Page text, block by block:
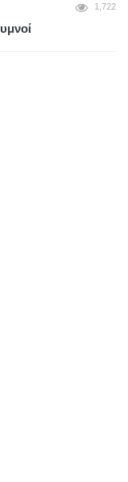
1,722